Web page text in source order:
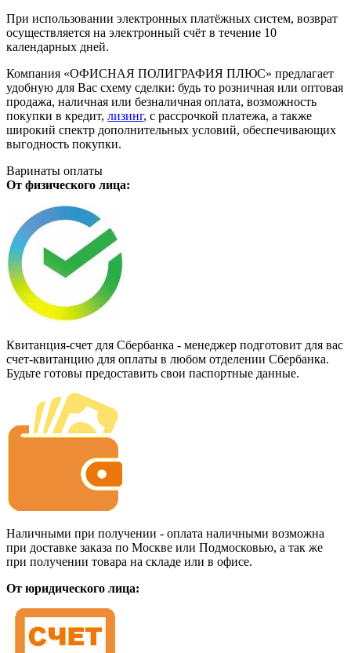
При использовании электронных платёжных систем, возврат
осуществляется на электронный счёт в течение 10
календарных дней.
Компания «ОФИСНАЯ ПОЛИГРАФИЯ ПЛЮС» предлагает
удобную для Вас схему сделки: будь то розничная или оптовая
продажа, наличная или безналичная оплата, возможность
покупки в кредит, лизинг, с рассрочкой платежа, а также
широкий спектр дополнительных условий, обеспечивающих
выгодность покупки.
Варинаты оплаты
От физического лица:
Квитанция-счет для Сбербанка - менеджер подготовит для вас
счет-квитанцию для оплаты в любом отделении Сбербанка.
Будьте готовы предоставить свои паспортные данные.
Наличными при получении - оплата наличными возможна
при доставке заказа по Москве или Подмосковью, а так же
при получении товара на складе или в офисе.
От юридического лица: